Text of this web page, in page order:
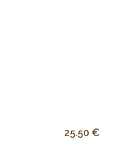
25.50 €